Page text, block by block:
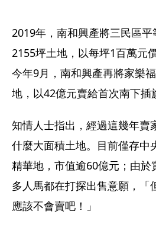
2019年，南和興產將三民區
2155坪土地，以每坪1百萬元
今年9月，南和興產再將家樂
地，以42億元賣給首次南下插
知情人士指出，經過這幾年賣
什麼大面積土地。目前僅存中
精華地，市值逾60億元；由於
多人馬都在打探出售意願，「
應該不會賣吧！」